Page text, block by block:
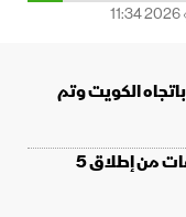
الكويت وتم
البنتاجون: إطلاق الصاروخ جاء بعد ساعات من إطلاق 5